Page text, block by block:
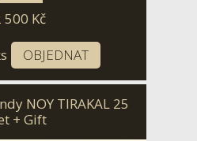
500 Kč
OBJEDNAT
NOY TIRAKAL 25
+ Gift